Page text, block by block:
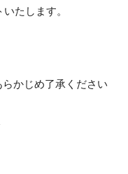
たします。
かじめ了承ください